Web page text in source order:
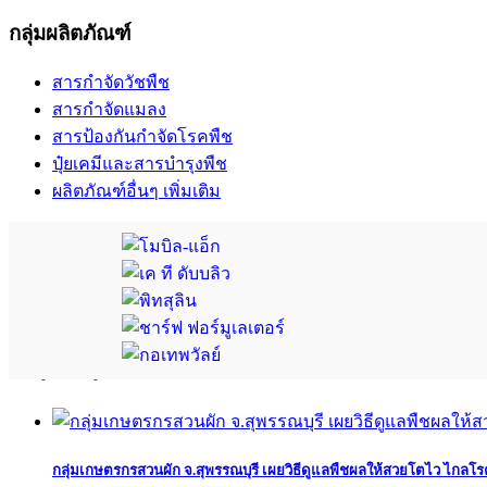
กลุ่มผลิตภัณฑ์
สารกำจัดวัชพืช
สารกำจัดแมลง
สารป้องกันกำจัดโรคพืช
ปุ๋ยเคมีและสารบำรุงพืช
ผลิตภัณฑ์อื่นๆ เพิ่มเติม
กลุ่มเกษตรกรสวนผัก จ.สุพรรณบุรี เผยวิธีดูแลพืชผลให้สวยโตไว ไกลโ